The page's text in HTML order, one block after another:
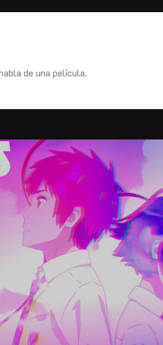
de una película.